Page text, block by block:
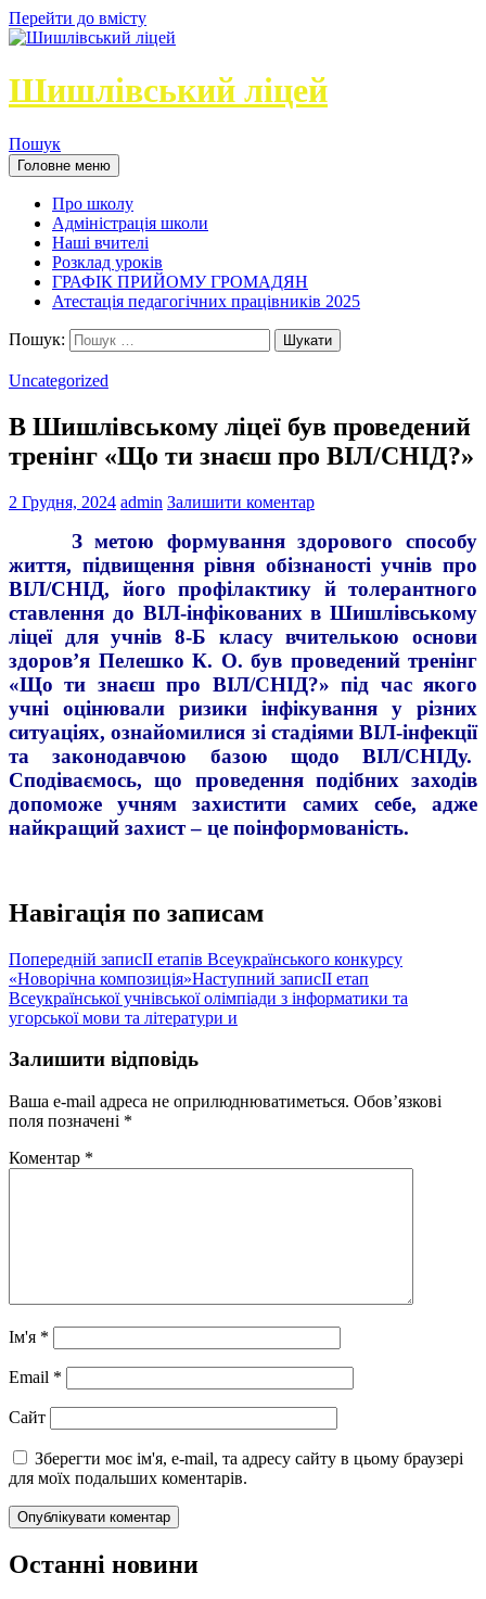
Перейти до вмісту
Шишлівський ліцей
Пошук
Головне меню
Про школу
Адміністрація школи
Наші вчителі
Розклад уроків
ГРАФІК ПРИЙОМУ ГРОМАДЯН
Атестація педагогічних працівників 2025
Пошук:
Uncategorized
В Шишлівському ліцеї був проведений
тренінг «Що ти знаєш про ВІЛ/СНІД?»
2 Грудня, 2024 admin Залишити коментар
З метою формування здорового способу
життя, підвищення рівня обізнаності учнів про
ВІЛ/СНІД, його профілактику й толерантного
ставлення до ВІЛ-інфікованих в Шишлівському
ліцеї для учнів 8-Б класу вчителькою основи
здоров’я Пелешко К. О. був проведений тренінг
«Що ти знаєш про ВІЛ/СНІД?» під час якого
учні оцінювали ризики інфікування у різних
ситуаціях, ознайомилися зі стадіями ВІЛ-інфекції
та законодавчою базою щодо ВІЛ/СНІДу.
Сподіваємось, що проведення подібних заходів
допоможе учням захистити самих себе, адже
найкращий захист – це поінформованість.
Навігація по записам
Попередній записІІ етапів Всеукраїнського конкурсу
«Новорічна композиція»Наступний записІІ етап
Всеукраїнської учнівської олімпіади з інформатики та
угорської мови та літератури и
Залишити відповідь
Ваша e-mail адреса не оприлюднюватиметься. Обов’язкові
поля позначені *
Коментар *
Ім'я *
Email *
Сайт
Зберегти моє ім'я, e-mail, та адресу сайту в цьому браузері
для моїх подальших коментарів.
Останні новини